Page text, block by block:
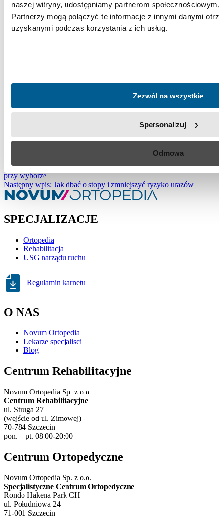
naszej witryny, udostępniamy partnerom
Partnerzy mogą połączyć te informacje z innymi danymi
uzyskanymi podczas korzystania z ich usług.
Zezwól na wszystkie
Spersonalizuj
Odmowa
Zapalenie kaletki krętarzowej to schorzenie, które może być dość
uciążliwe. Jak widać, przyczyny mogą być bardzo różne. Od
zwykłych przeciążeń wynikających z czynności dnia codziennego,
choroba w kolanie. Dlatego lekarze ortopedzi podchodzą do
Dzięki temu trudniej jest im przeoczyć ważne zmiany, które
wymagająinterwencji medycznej.
urazy sportowców,urazy w
Poprzedni wpis: Rodzaj aktywności fizycznej — czym się kierować
przy wyborze
Następny wpis: Jak dbać o stopy i zmniejszyć ryzyko urazów
SPECJALIZACJE
Ortopedia
Rehabilitacja
USG narządu ruchu
Regulamin karnetu
O NAS
Novum Ortopedia
Lekarze specjalisci
Blog
Centrum Rehabilitacyjne
Novum Ortopedia Sp. z o.o.
Centrum Rehabilitacyjne
ul. Struga 27
(wejście od ul. Zimowej)
70-784 Szczecin
pon. – pt. 08:00-20:00
Centrum Ortopedyczne
Novum Ortopedia Sp. z o.o.
Specjalistyczne Centrum Ortopedyczne
Rondo Hakena Park CH
ul. Południowa 24
71-001 Szczecin